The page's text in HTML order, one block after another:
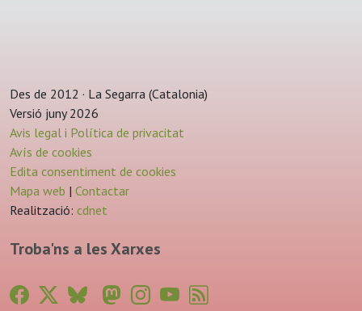
Des de 2012 · La Segarra (Catalonia)
Versió juny 2026
Avis legal i Política de privacitat
Avís de cookies
Edita consentiment de cookies
Mapa web | Contactar
Realització: cdnet
Troba'ns a les Xarxes